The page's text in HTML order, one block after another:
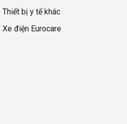
Thiết bị y tế khác
Xe điện Eurocare